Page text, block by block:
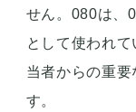
せん。080は、
として使われ
当者からの重
す。